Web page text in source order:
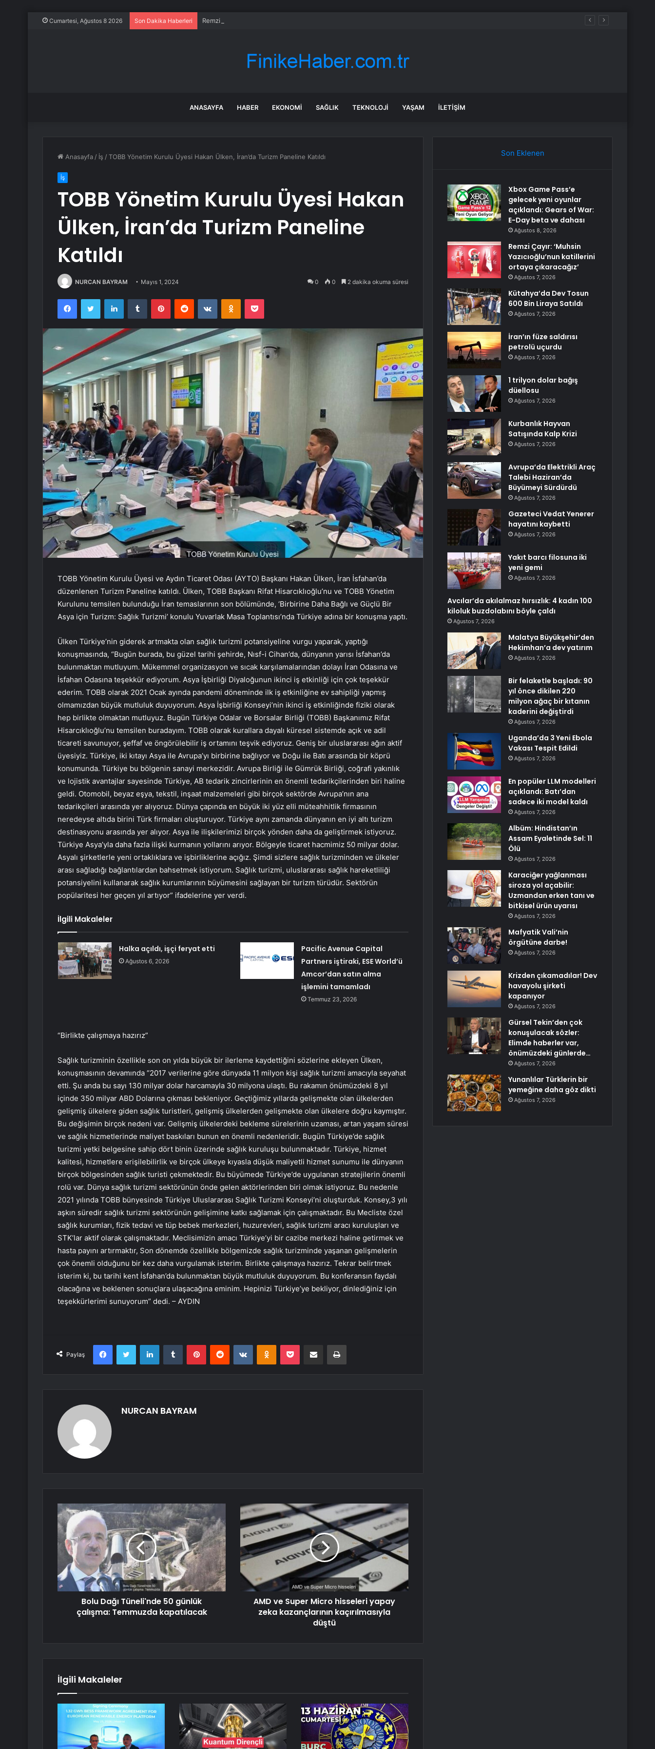
Cumartesi, Ağustos 8 2026 Son Dakika Haberleri Remzi Çayır: ‘Muhsin Yazıcıoğlu’nun katillerini ortaya çıkaracağız’
ANASAYFA HABER EKONOMI SAĞLIK TEKNOLOJI YAŞAM İLETIŞIM
Anasayfa / İş /TOBB Yönetim Kurulu Üyesi Hakan Ülken, İran’da Turizm Paneline Katıldı
İş
TOBB Yönetim Kurulu Üyesi Hakan
Ülken, İran’da Turizm Paneline
Katıldı
NURCAN BAYRAM Mayıs 1, 2024 0 0 2 dakika okuma süresi
FacebookTwitter LinkedInTumblr PinterestReddit VKontakteOdnoklassniki
Pocket
TOBB Yönetim Kurulu Üyesi ve Aydın Ticaret Odası (AYTO) Başkanı Hakan Ülken, İran İsfahan’da
düzenlenen Turizm Paneline katıldı. Ülken, TOBB Başkanı Rifat Hisarcıklıoğlu’nu ve TOBB Yönetim
Kurulunu temsilen bulunduğu İran temaslarının son bölümünde, ‘Birbirine Daha Bağlı ve Güçlü Bir
Asya için Turizm: Sağlık Turizmi’ konulu Yuvarlak Masa Toplantısı’nda Türkiye adına bir konuşma yaptı.
Ülken Türkiye’nin giderek artmakta olan sağlık turizmi potansiyeline vurgu yaparak, yaptığı
konuşmasında, “Bugün burada, bu güzel tarihi şehirde, Nısf-i Cihan’da, dünyanın yarısı İsfahan’da
bulunmaktan mutluyum. Mükemmel organizasyon ve sıcak karşılamalarından dolayı İran Odasına ve
İsfahan Odasına teşekkür ediyorum. Asya İşbirliği Diyaloğunun ikinci iş etkinliği için çok teşekkür
ederim. TOBB olarak 2021 Ocak ayında pandemi döneminde ilk iş etkinliğine ev sahipliği yapmış
olmamızdan büyük mutluluk duyuyorum. Asya İşbirliği Konseyi’nin ikinci iş etkinliğinde fiziki olarak
hep birlikte olmaktan mutluyuz. Bugün Türkiye Odalar ve Borsalar Birliği (TOBB) Başkanımız Rifat
Hisarcıklıoğlu’nu temsilen buradayım. TOBB olarak kurallara dayalı küresel sistemde açık ve adil
ticareti savunuyor, şeffaf ve öngörülebilir iş ortamını teşvik ediyoruz. Geniş bir uluslararası ağın aktif
üyesiyiz. Türkiye, iki kıtayı Asya ile Avrupa’yı birbirine bağlıyor ve Doğu ile Batı arasında bir köprü
konumunda. Türkiye bu bölgenin sanayi merkezidir. Avrupa Birliği ile Gümrük Birliği, coğrafi yakınlık
ve lojistik avantajlar sayesinde Türkiye, AB tedarik zincirlerinin en önemli tedarikçilerinden biri haline
geldi. Otomobil, beyaz eşya, tekstil, inşaat malzemeleri gibi birçok sektörde Avrupa’nın ana
tedarikçileri arasında yer alıyoruz. Dünya çapında en büyük iki yüz elli müteahhitlik firmasının
neredeyse altıda birini Türk firmaları oluşturuyor. Türkiye aynı zamanda dünyanın en iyi altı turizm
destinasyonu arasında yer alıyor. Asya ile ilişkilerimizi birçok yönden daha da geliştirmek istiyoruz.
Türkiye Asya’yla daha fazla ilişki kurmanın yollarını arıyor. Bölgeyle ticaret hacmimiz 50 milyar dolar.
Asyalı şirketlerle yeni ortaklıklara ve işbirliklerine açığız. Şimdi sizlere sağlık turizminden ve ülkeler
arası sağladığı bağlantılardan bahsetmek istiyorum. Sağlık turizmi, uluslararası sağlık hareketliliği
potansiyelini kullanarak sağlık kurumlarının büyümesini sağlayan bir turizm türüdür. Sektörün
popülaritesi her geçen yıl artıyor” ifadelerine yer verdi.
İlgili Makaleler
Halka açıldı, işçi feryat etti
Ağustos 6, 2026
Pacific Avenue Capital
Partners iştiraki, ESE World’ü
Amcor’dan satın alma
işlemini tamamladı
Temmuz 23, 2026
“Birlikte çalışmaya hazırız”
Sağlık turizminin özellikle son on yılda büyük bir ilerleme kaydettiğini sözlerine ekleyen Ülken,
konuşmasının devamında “2017 verilerine göre dünyada 11 milyon kişi sağlık turizmi amacıyla seyahat
etti. Şu anda bu sayı 130 milyar dolar harcamayla 30 milyona ulaştı. Bu rakamın önümüzdeki 8 yıl
içinde 350 milyar ABD Dolarına çıkması bekleniyor. Geçtiğimiz yıllarda gelişmekte olan ülkelerden
gelişmiş ülkelere giden sağlık turistleri, gelişmiş ülkelerden gelişmekte olan ülkelere doğru kaymıştır.
Bu değişimin birçok nedeni var. Gelişmiş ülkelerdeki bekleme sürelerinin uzaması, artan yaşam süresi
ve sağlık hizmetlerinde maliyet baskıları bunun en önemli nedenleridir. Bugün Türkiye’de sağlık
turizmi yetki belgesine sahip dört binin üzerinde sağlık kuruluşu bulunmaktadır. Türkiye, hizmet
kalitesi, hizmetlere erişilebilirlik ve birçok ülkeye kıyasla düşük maliyetli hizmet sunumu ile dünyanın
birçok bölgesinden sağlık turisti çekmektedir. Bu büyümede Türkiye’de uygulanan stratejilerin önemli
rolü var. Dünya sağlık turizmi sektörünün önde gelen aktörlerinden biri olmak istiyoruz. Bu nedenle
2021 yılında TOBB bünyesinde Türkiye Uluslararası Sağlık Turizmi Konseyi’ni oluşturduk. Konsey,3 yılı
aşkın süredir sağlık turizmi sektörünün gelişimine katkı sağlamak için çalışmaktadır. Bu Mecliste özel
sağlık kurumları, fizik tedavi ve tüp bebek merkezleri, huzurevleri, sağlık turizmi aracı kuruluşları ve
STK’lar aktif olarak çalışmaktadır. Meclisimizin amacı Türkiye’yi bir cazibe merkezi haline getirmek ve
hasta payını artırmaktır, Son dönemde özellikle bölgemizde sağlık turizminde yaşanan gelişmelerin
çok önemli olduğunu bir kez daha vurgulamak isterim. Birlikte çalışmaya hazırız. Tekrar belirtmek
isterim ki, bu tarihi kent İsfahan’da bulunmaktan büyük mutluluk duyuyorum. Bu konferansın faydalı
olacağına ve beklenen sonuçlara ulaşacağına eminim. Hepinizi Türkiye’ye bekliyor, dinlediğiniz için
teşekkürlerimi sunuyorum” dedi. – AYDIN
Paylaş
FacebookTwitter LinkedInTumblr PinterestReddit VKontakteOdnoklassniki
Pocket E-Posta ile paylaş Yazdır
NURCAN BAYRAM
Bolu Dağı Tüneli'nde 50 günlük
çalışma: Temmuzda kapatılacak
AMD ve Super Micro hisseleri yapay
zeka kazançlarının kaçırılmasıyla
düştü
İlgili Makaleler
Son Eklenen
Xbox Game Pass’e
gelecek yeni oyunlar
açıklandı: Gears of War:
E-Day beta ve dahası
Ağustos 8, 2026
Remzi Çayır: ‘Muhsin
Yazıcıoğlu’nun katillerini
ortaya çıkaracağız’
Ağustos 7, 2026
Kütahya’da Dev Tosun
600 Bin Liraya Satıldı
Ağustos 7, 2026
İran’ın füze saldırısı
petrolü uçurdu
Ağustos 7, 2026
1 trilyon dolar bağış
düellosu
Ağustos 7, 2026
Kurbanlık Hayvan
Satışında Kalp Krizi
Ağustos 7, 2026
Avrupa’da Elektrikli Araç
Talebi Haziran’da
Büyümeyi Sürdürdü
Ağustos 7, 2026
Gazeteci Vedat Yenerer
hayatını kaybetti
Ağustos 7, 2026
Yakıt barcı filosuna iki
yeni gemi
Ağustos 7, 2026
Avcılar’da akılalmaz hırsızlık: 4 kadın 100
kiloluk buzdolabını böyle çaldı
Ağustos 7, 2026
Malatya Büyükşehir’den
Hekimhan’a dev yatırım
Ağustos 7, 2026
Bir felaketle başladı: 90
yıl önce dikilen 220
milyon ağaç bir kıtanın
kaderini değiştirdi
Ağustos 7, 2026
Uganda’da 3 Yeni Ebola
Vakası Tespit Edildi
Ağustos 7, 2026
En popüler LLM modelleri
açıklandı: Batı’dan
sadece iki model kaldı
Ağustos 7, 2026
Albüm: Hindistan’ın
Assam Eyaletinde Sel: 11
Ölü
Ağustos 7, 2026
Karaciğer yağlanması
siroza yol açabilir:
Uzmandan erken tanı ve
bitkisel ürün uyarısı
Ağustos 7, 2026
Mafyatik Vali’nin
örgütüne darbe!
Ağustos 7, 2026
Krizden çıkamadılar! Dev
havayolu şirketi
kapanıyor
Ağustos 7, 2026
Gürsel Tekin’den çok
konuşulacak sözler:
Elimde haberler var,
önümüzdeki günlerde…
Ağustos 7, 2026
Yunanlılar Türklerin bir
yemeğine daha göz dikti
Ağustos 7, 2026